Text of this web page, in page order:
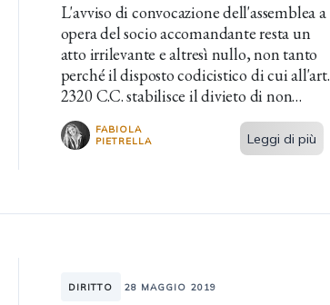
L'avviso di convocazione dell'assemblea a
opera del socio accomandante resta un
atto irrilevante e altresì nullo, non tanto
perché il disposto codicistico di cui all'art.
2320 C.C. stabilisce il divieto di non
ingerenza dei soci a cui non è affidata...
FABIOLA
PIETRELLA
Leggi di più
DIRITTO 28 MAGGIO 2019